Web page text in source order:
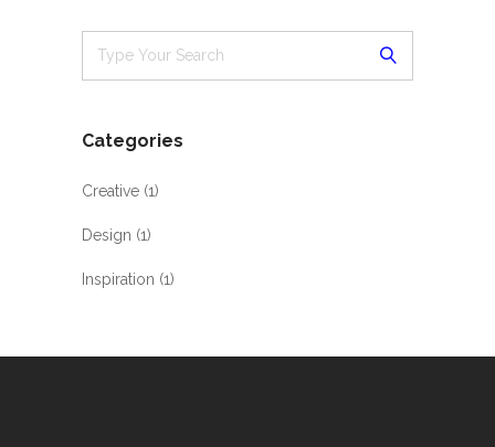
Categories
Creative (1)
Design (1)
Inspiration (1)